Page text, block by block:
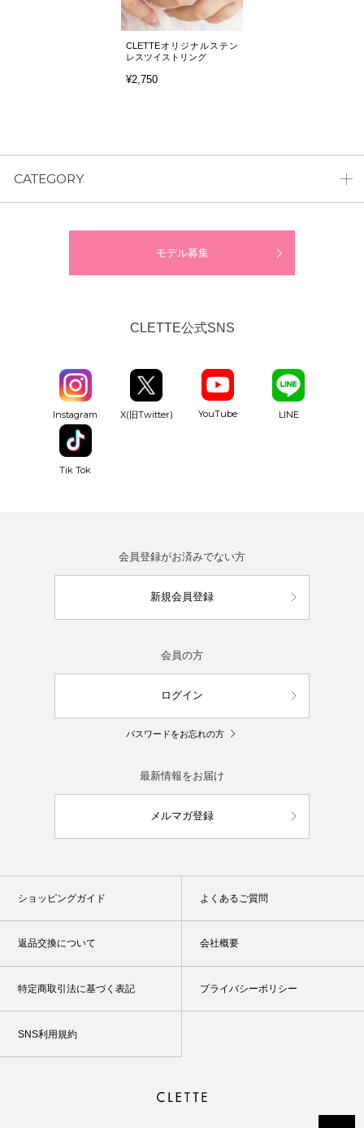
CLETTEオリジナルステン
レスツイストリング
¥2,750
CATEGORY
モデル募集
CLETTE公式SNS
Instagram X(旧Twitter) YouTube LINE
Tik Tok
会員登録がお済みでない方
新規会員登録
会員の方
ログイン
パスワードをお忘れの方
最新情報をお届け
メルマガ登録
ショッピングガイド よくあるご質問
返品交換について 会社概要
特定商取引法に基づく表記 プライバシーポリシー
SNS利用規約